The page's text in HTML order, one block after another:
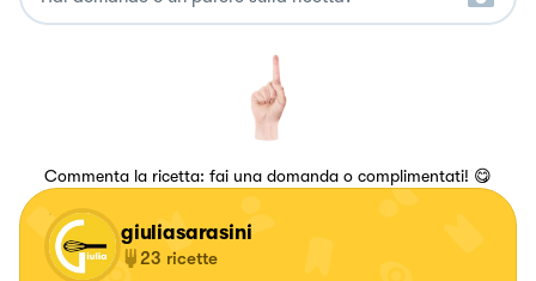
Commenta la ricetta: fai una domanda o complimentati! 😋
giuliasarasini
23 ricette